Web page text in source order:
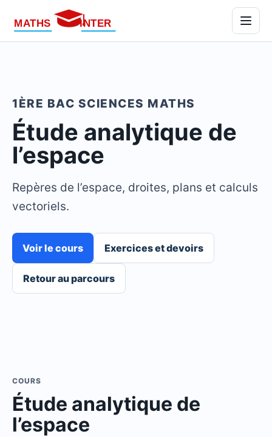
Menu
1ÈRE BAC SCIENCES MATHS
Étude analytique de
l’espace
Repères de l’espace, droites, plans et calculs
vectoriels.
Voir le cours Exercices et devoirs
Retour au parcours
COURS
Étude analytique de
l’espace